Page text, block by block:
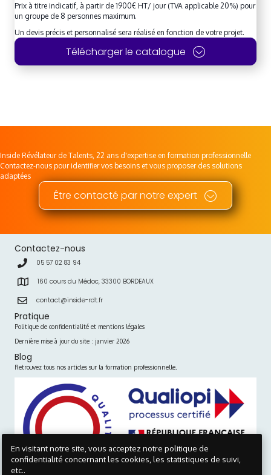
Prix à titre indicatif, à partir de 1900€ HT/ jour (TVA applicable 20%) pour
un groupe de 8 personnes maximum.
Un devis précis et personnalisé sera réalisé en fonction de votre projet.
Télécharger le catalogue
Inside Révélateur de Talents, 22 ans d'expertise en formation professionnelle
Contactez-nous pour identifier vos besoins et vous proposer des solutions
adaptées
Être contacté par notre expert
Contactez-nous
05 57 02 83 94
160 cours du Médoc, 33300 BORDEAUX
contact@inside-rdt.fr
Pratique
Politique de confidentialité et mentions légales
Dernière mise à jour du site : janvier 2026
Blog
Retrouvez tous nos articles sur la formation professionnelle.
En visitant notre site, vous acceptez notre politique de
confidentialité concernant les cookies, les statistiques de suivi,
etc..